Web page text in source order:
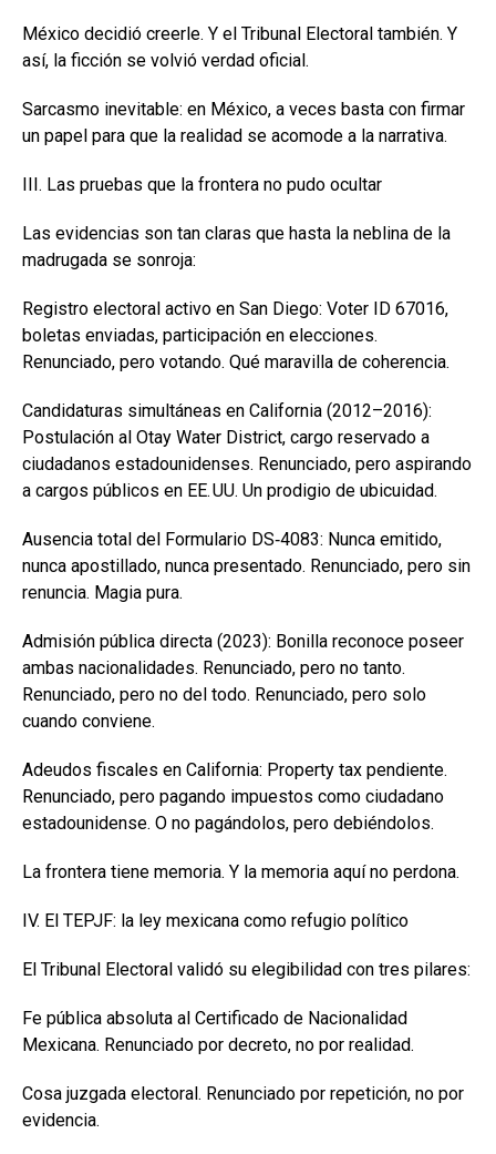
México decidió creerle. Y el Tribunal Electoral también. Y
así, la ficción se volvió verdad oficial.
Sarcasmo inevitable: en México, a veces basta con firmar
un papel para que la realidad se acomode a la narrativa.
III. Las pruebas que la frontera no pudo ocultar
Las evidencias son tan claras que hasta la neblina de la
madrugada se sonroja:
Registro electoral activo en San Diego: Voter ID 67016,
boletas enviadas, participación en elecciones.
Renunciado, pero votando. Qué maravilla de coherencia.
Candidaturas simultáneas en California (2012–2016):
Postulación al Otay Water District, cargo reservado a
ciudadanos estadounidenses. Renunciado, pero aspirando
a cargos públicos en EE. UU. Un prodigio de ubicuidad.
Ausencia total del Formulario DS‑4083: Nunca emitido,
nunca apostillado, nunca presentado. Renunciado, pero sin
renuncia. Magia pura.
Admisión pública directa (2023): Bonilla reconoce poseer
ambas nacionalidades. Renunciado, pero no tanto.
Renunciado, pero no del todo. Renunciado, pero solo
cuando conviene.
Adeudos fiscales en California: Property tax pendiente.
Renunciado, pero pagando impuestos como ciudadano
estadounidense. O no pagándolos, pero debiéndolos.
La frontera tiene memoria. Y la memoria aquí no perdona.
IV. El TEPJF: la ley mexicana como refugio político
El Tribunal Electoral validó su elegibilidad con tres pilares:
Fe pública absoluta al Certificado de Nacionalidad
Mexicana. Renunciado por decreto, no por realidad.
Cosa juzgada electoral. Renunciado por repetición, no por
evidencia.